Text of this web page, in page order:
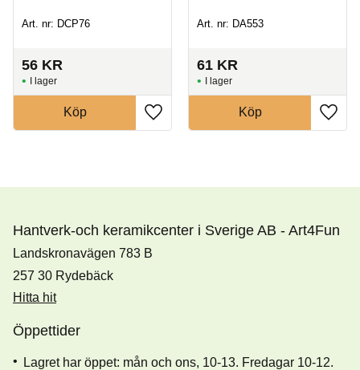
Art. nr: DCP76
56 KR
I lager
Köp
Art. nr: DA553
61 KR
I lager
Köp
Hantverk-och keramikcenter i Sverige AB - Art4Fun
Landskronavägen 783 B
257 30 Rydebäck
Hitta hit
Öppettider
Lagret har öppet: mån och ons, 10-13. Fredagar 10-12.